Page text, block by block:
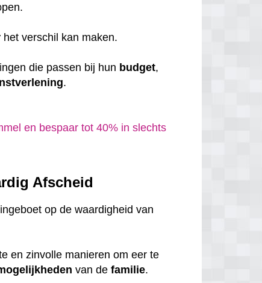
het verschil kan maken.
die passen bij hun budget,
.
en bespaar tot 40% in slechts
Afscheid
op de waardigheid van
en zinvolle manieren om eer te
van defamilie.